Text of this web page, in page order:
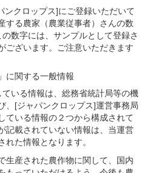
ンクロップス]にご登録いただいて
する農家（農業従事者）さんの数
数字には、サンプルとして登録さ
ございます。ご注意いただきます
に関する一般情報
いる情報は、総務省統計局等の機
、[ジャパンクロップス]運営事務局
ている情報の２つから構成されて
記載されていない情報は、当運営
た情報となります。
生産された農作物に関して、国内